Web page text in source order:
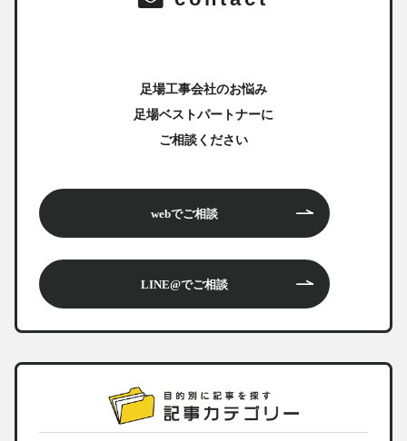
足場工事会社のお悩み
足場ベストパートナーに
ご相談ください
webでご相談
LINE@でご相談